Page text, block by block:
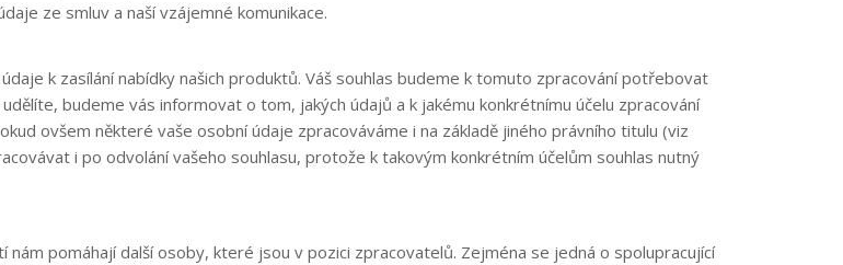
ze smluv a naší vzájemné komunikace.
k zasílání nabídky našich produktů. Váš souhlas budeme k tomuto zpracování potřebovat
budeme vás informovat o tom, jakých údajů a k jakému konkrétnímu účelu zpracování
ovšem některé vaše osobní údaje zpracováváme i na základě jiného právního titulu (viz
i po odvolání vašeho souhlasu, protože k takovým konkrétním účelům souhlas nutný
nám pomáhají další osoby, které jsou v pozici zpracovatelů. Zejména se jedná o spolupracující